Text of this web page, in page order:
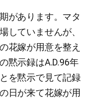
があります。マタ
していませんが、
花嫁が用意を整え
黙示録はA.D.96年
を黙示で見て記録
日が来て花嫁が用